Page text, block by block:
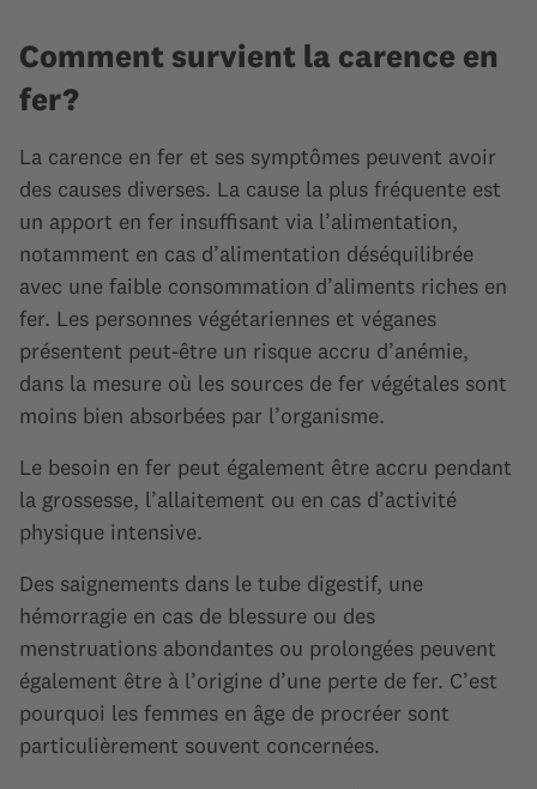
Comment survient la carence en
fer?
La carence en fer et ses symptômes peuvent avoir
des causes diverses. La cause la plus fréquente est
un apport en fer insuffisant via l’alimentation,
notamment en cas d’alimentation déséquilibrée
avec une faible consommation d’aliments riches en
fer. Les personnes végétariennes et véganes
présentent peut-être un risque accru d’anémie,
dans la mesure où les sources de fer végétales sont
moins bien absorbées par l’organisme.
Le besoin en fer peut également être accru pendant
la grossesse, l’allaitement ou en cas d’activité
physique intensive.
Des saignements dans le tube digestif, une
hémorragie en cas de blessure ou des
menstruations abondantes ou prolongées peuvent
également être à l’origine d’une perte de fer. C’est
pourquoi les femmes en âge de procréer sont
particulièrement souvent concernées.